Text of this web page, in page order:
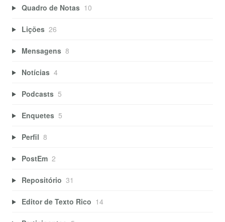
Quadro de Notas 10
Lições 26
Mensagens 8
Notícias 4
Podcasts 5
Enquetes 5
Perfil 8
PostEm 2
Repositório 31
Editor de Texto Rico 14